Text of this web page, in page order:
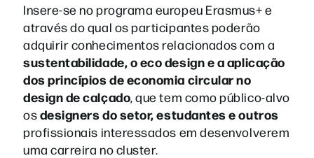
Insere-se no programa europeu Erasmus+ e
através do qual os participantes poderão
adquirir conhecimentos relacionados com a
sustentabilidade, o eco design e a aplicação
dos princípios de economia circular no
design de calçado, que tem como público-alvo
osdesigners do setor, estudantes e outros
profissionais interessados em desenvolverem
uma carreira no cluster.